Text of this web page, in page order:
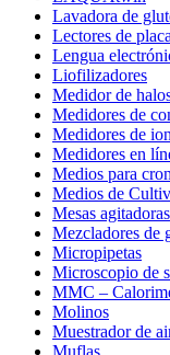
Lavadora de
Lectores de
Lengua
Liofilizadores
Medidor de
Medidores de
Medidores de
Medidores en
Medios para
Medios de
Mesas agitadoras
Mezcladores de
Micropipetas
Microscopio de
MMC –
Molinos
Muestrador de
Muflas